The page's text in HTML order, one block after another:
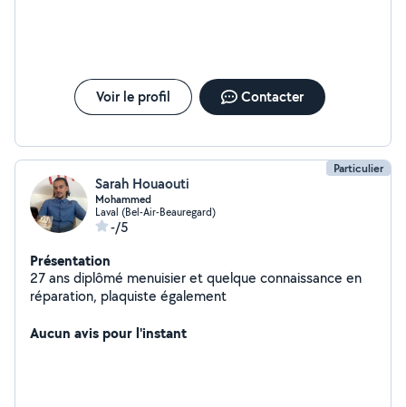
Voir le profil Contacter
Particulier
Sarah Houaouti
Mohammed
Laval (Bel-Air-Beauregard)
-/5
Présentation
27 ans diplômé menuisier et quelque connaissance en
réparation, plaquiste également
Aucun avis pour l'instant